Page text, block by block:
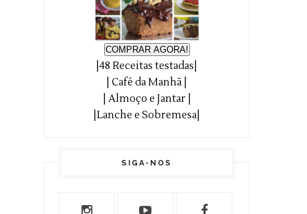
COMPRAR AGORA!
|48 Receitas testadas|
| Café da Manhã |
| Almoço e Jantar |
|Lanche e Sobremesa|
SIGA-NOS